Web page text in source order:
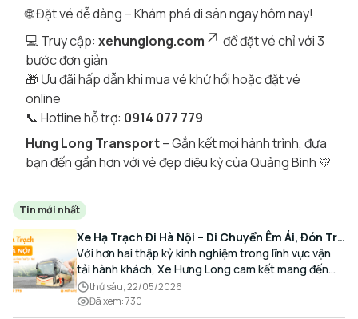
🌐 Đặt vé dễ dàng – Khám phá di sản ngay hôm nay!
💻 Truy cập: xehunglong.com
để đặt vé chỉ với 3
bước đơn giản
🎁 Ưu đãi hấp dẫn khi mua vé khứ hồi hoặc đặt vé
online
📞 Hotline hỗ trợ: 0914 077 779
Hưng Long Transport– Gắn kết mọi hành trình, đưa
bạn đến gần hơn với vẻ đẹp diệu kỳ của Quảng Bình 💛
Tin mới nhất
Xe Hạ Trạch Đi Hà Nội – Di Chuyển Êm Ái, Đón Trả
Tận Nơi Cùng Xe Hưng Long
Với hơn hai thập kỷ kinh nghiệm trong lĩnh vực vận
tải hành khách, Xe Hưng Long cam kết mang đến
cho Quý Khách một hành trình di chuyển trọn vẹn,
thoải mái và đúng giờ.
thứ sáu, 22/05/2026
Đã xem:730